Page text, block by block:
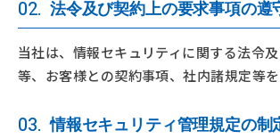
02. 法令及び契約上の要求事項の遵
当社は、情報セキュリティに関する法令
等、お客様との契約事項、社内諸規定等を
03. 情報セキュリティ管理規定の制